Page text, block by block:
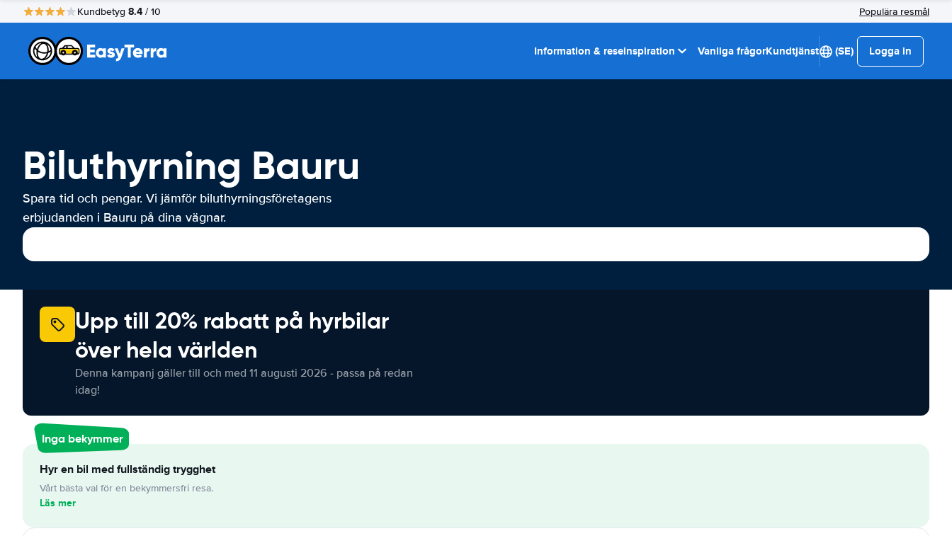
Kundbetyg 8.4 / 10 Populära resmål
Information & reseinspiration Vanliga frågorKundtjänst (SE) Logga in
Biluthyrning Bauru
Spara tid och pengar. Vi jämför biluthyrningsföretagens
erbjudanden i Bauru på dina vägnar.
Upp till 20% rabatt på hyrbilar
över hela världen
Denna kampanj gäller till och med 11 augusti 2026 - passa på redan
idag!
Inga bekymmer
Hyr en bil med fullständig trygghet
Vårt bästa val för en bekymmersfri resa.
Läs mer